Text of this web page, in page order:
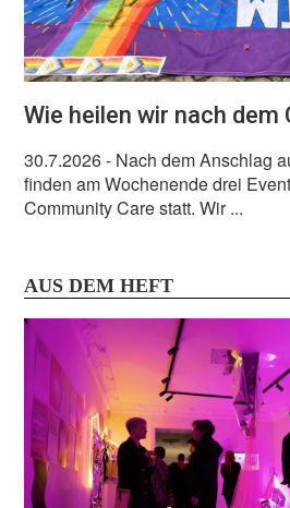
Wie heilen wir nach dem
30.7.2026- Nach dem Anschlag
finden am Wochenende drei
Community Care statt. Wir ...
AUS DEM HEFT